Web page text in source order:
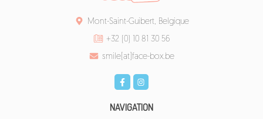
Mont-Saint-Guibert, Belgique
+32 (0) 10 81 30 56
smile[at]face-box.be
NAVIGATION